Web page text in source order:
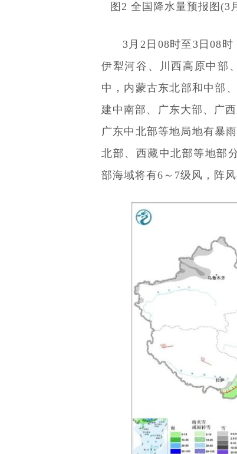
图2 全国降水量预报图(3
3月2日08时至3日08
伊犁河谷、川西高原中部
中，内蒙古东北部和中部
建中南部、广东大部、广
广东中北部等地局地有暴
北部、西藏中北部等地部
部海域将有6～7级风，阵风